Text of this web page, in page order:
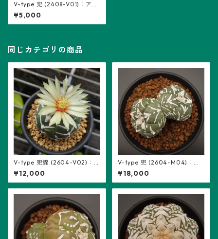
V-type 兜 (2408-V01)：アス
トロフィツム属 ※実生
¥5,000
同じカテゴリの商品
V-type 兜錦 (2604-V02)：
アストロフィツム属 ※実生
¥12,000
V-type 兜 (2604-M04)：ア
ストロフィツム属 ※実生、2頭
立ち、5稜
¥18,000